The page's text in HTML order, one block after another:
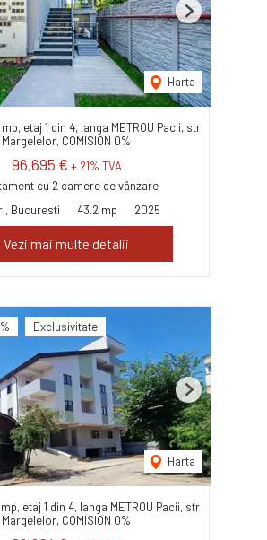
Harta
Next
etaj 1 din 4, langa METROU Pacii, str
Margelelor, COMISION 0%
96,695 € + 21% TVA
cu 2 camere de vânzare
Bucuresti
43.2 mp 2025
Vezi mai multe detalii
Exclusivitate
Harta
Next
etaj 1 din 4, langa METROU Pacii, str
Margelelor, COMISION 0%